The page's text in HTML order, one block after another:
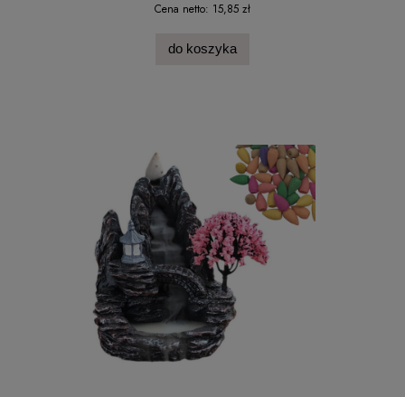
Cena netto: 15,85 zł
do koszyka